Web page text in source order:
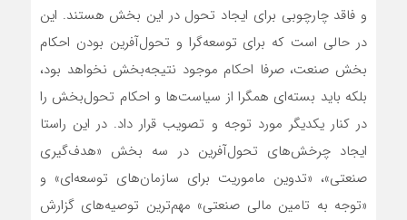
و فاقد چارچوبی برای ایجاد تحول در این بخش هستند. این
در حالی است که برای توسعه‌‌‌گرا و تحول‌‌‌آفرین بودن احکام
بخش صنعت، صرفا احکام موجود نتیجه‌‌‌بخش نخواهد بود،
بلکه باید بسته‌‌‌ای همگرا از سیاست‌‌‌ها و احکام تحول‌‌‌بخش را
در کنار یکدیگر مورد توجه و تصویب قرار داد. در این راستا
ایجاد چرخش‌‌‌های تحول‌آفرین در سه بخش «هدف‌‌‌گیری
صنعتی»، «تدوین ماموریت برای سازمان‌های توسعه‌‌‌ای» و
«توجه به تامین مالی صنعتی» مهم‌ترین توصیه‎‌‌‌های گزارش